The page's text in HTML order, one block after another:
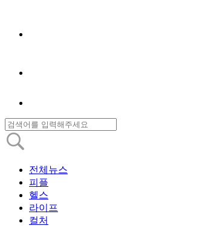
전체뉴스
피플
헬스
라이프
컬처